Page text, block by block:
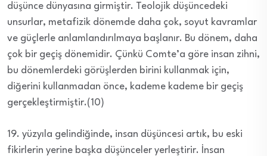
düşünce dünyasına girmiştir. Teolojik düşüncedeki
unsurlar, metafizik dönemde daha çok, soyut kavramlar
ve güçlerle anlamlandırılmaya başlanır. Bu dönem, daha
çok bir geçiş dönemidir. Çünkü Comte’a göre insan zihni,
bu dönemlerdeki görüşlerden birini kullanmak için,
diğerini kullanmadan önce, kademe kademe bir geçiş
gerçekleştirmiştir.(10)
19. yüzyıla gelindiğinde, insan düşüncesi artık, bu eski
fikirlerin yerine başka düşünceler yerleştirir. İnsan